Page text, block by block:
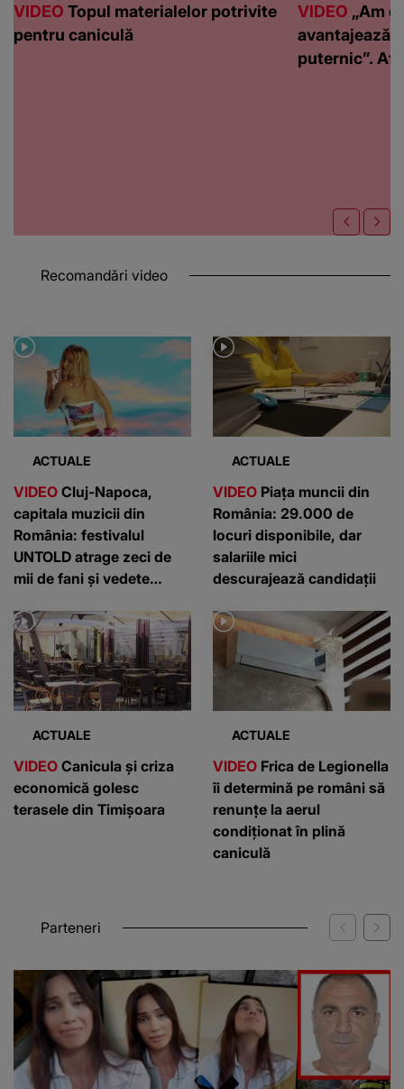
VIDEO Topul materialelor potrivite
pentru caniculă
VIDEO „Am
avantajează
puternic”.
Recomandări video
ACTUALE
VIDEO Cluj-Napoca,
capitala muzicii din
România: festivalul
UNTOLD atrage zeci de
mii de fani și vedete
ACTUALE
VIDEO Piața muncii din
România: 29.000 de
locuri disponibile, dar
salariile mici
descurajează candidații
ACTUALE
VIDEO Canicula și criza
economică golesc
terasele din Timișoara
ACTUALE
VIDEO Frica de Legionella
îi determină pe români să
renunțe la aerul
condiționat în plină
caniculă
Parteneri